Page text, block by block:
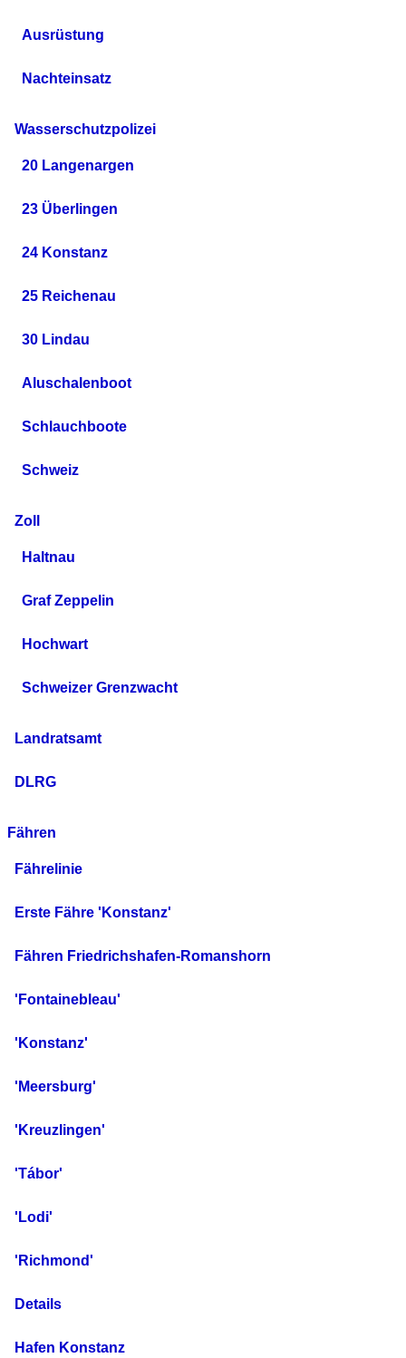
Ausrüstung
Nachteinsatz
Wasserschutzpolizei
20 Langenargen
23 Überlingen
24 Konstanz
25 Reichenau
30 Lindau
Aluschalenboot
Schlauchboote
Schweiz
Zoll
Haltnau
Graf Zeppelin
Hochwart
Schweizer Grenzwacht
Landratsamt
DLRG
Fähren
Fährelinie
Erste Fähre 'Konstanz'
Fähren Friedrichshafen-Romanshorn
'Fontainebleau'
'Konstanz'
'Meersburg'
'Kreuzlingen'
'Tábor'
'Lodi'
'Richmond'
Details
Hafen Konstanz